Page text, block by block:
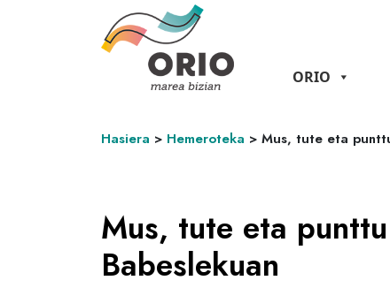
ORIO
Hasiera > Hemeroteka > Mus, tute eta
Mus, tute eta
Babeslekuan